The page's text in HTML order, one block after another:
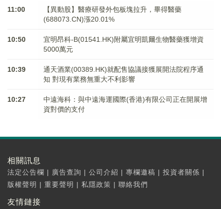
11:00
【異動股】醫療研發外包板塊拉升，畢得醫藥
(688073.CN)漲20.01%
10:50
宜明昂科-B(01541.HK)附屬宜明凱爾生物醫藥獲增資
5000萬元
10:39
通天酒業(00389.HK)就配售協議接獲展開法院程序通
知 對現有業務無重大不利影響
10:27
中遠海科：與中遠海運國際(香港)有限公司正在開展增
資對價的支付
相關訊息
法定公告欄 | 廣告查詢 | 公司介紹 | 專欄邀稿 | 投資者關係 |
版權聲明 | 重要聲明 | 私隱政策 | 聯絡我們
友情鏈接